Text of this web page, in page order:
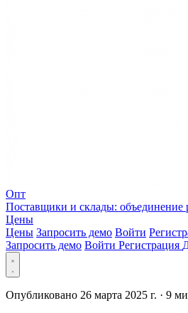
Опт
Поставщики и склады: объединение
Цены
Цены Запросить демо Войти
Запросить демо Войти Регистрация
Опубликовано 26 марта 2025 г. · 9